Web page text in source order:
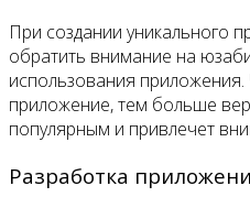
При создании уникального
обратить внимание на
использования
приложение, тем больше
популярным и привлечет
Разработка